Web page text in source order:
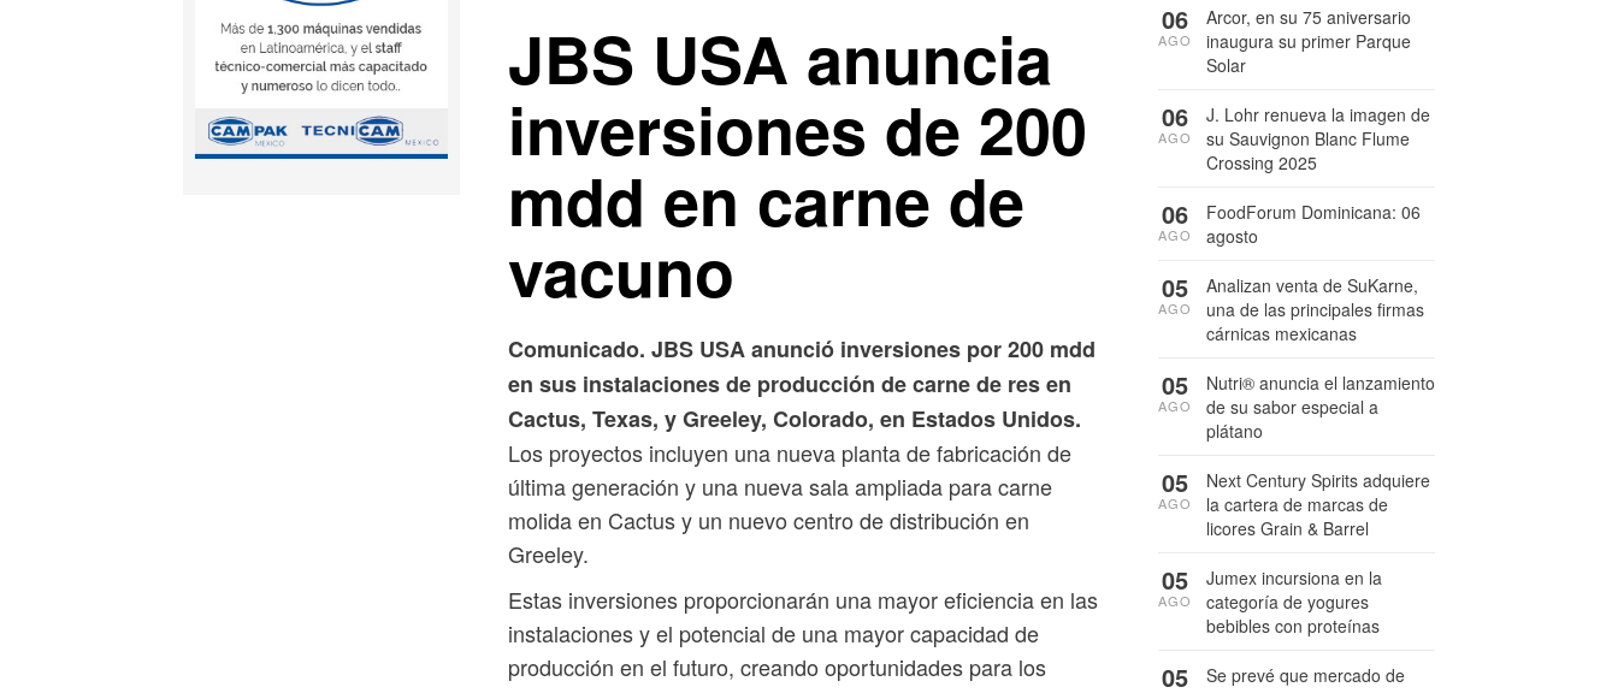
JBS USA anuncia
inversiones de 200
mdd en carne de
vacuno
Comunicado. JBS USA anunció inversiones por 200 mdd
en sus instalaciones de producción de carne de res en
Cactus, Texas, y Greeley, Colorado, en Estados Unidos.
Los proyectos incluyen una nueva planta de fabricación de
última generación y una nueva sala ampliada para carne
molida en Cactus y un nuevo centro de distribución en
Greeley.
Estas inversiones proporcionarán una mayor eficiencia en las
instalaciones y el potencial de una mayor capacidad de
producción en el futuro, creando oportunidades para los
Arcor, en su 75 aniversario
inaugura su primer Parque
Solar
06
AGO
J. Lohr renueva la imagen de
su Sauvignon Blanc Flume
Crossing 2025
06
AGO
FoodForum Dominicana: 06
agosto
06
AGO
Analizan venta de SuKarne,
una de las principales firmas
cárnicas mexicanas
05
AGO
Nutri® anuncia el lanzamiento
de su sabor especial a
plátano
05
AGO
Next Century Spirits adquiere
la cartera de marcas de
licores Grain & Barrel
05
AGO
Jumex incursiona en la
categoría de yogures
bebibles con proteínas
05
AGO
Se prevé que mercado de
05